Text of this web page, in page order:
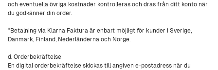
och eventuella övriga kostnader kontrolleras och dras från ditt konto när
du godkänner din order.
*Betalning via Klarna Faktura är enbart möjligt för kunder i Sverige,
Danmark, Finland, Nederländerna och Norge.
d. Orderbekräftelse
En digital orderbekräftelse skickas till angiven e-postadress när du